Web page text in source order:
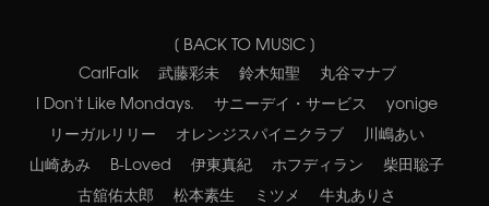
[ BACK TO MUSIC ]
CarlFalk 武藤彩未 鈴木知聖
丸谷マナブ
I Don't Like Mondays.
サニーデイ・サービス
yonige
リーガルリリー
オレンジスパイニクラブ
川嶋あい
山崎あみ
B-Loved 伊東真紀 ホフディラン
柴田聡子
古舘佑太郎
松本素生 ミツメ
牛丸ありさ